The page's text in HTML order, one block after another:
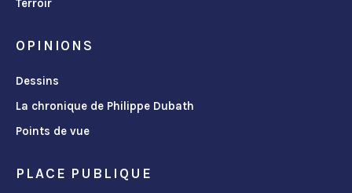
Terroir
OPINIONS
Dessins
La chronique de Philippe Dubath
Points de vue
PLACE PUBLIQUE